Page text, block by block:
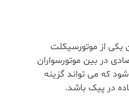
یکی از موتورسیکلت
در بین موتورسواران
که می تواند گزینه
در پیک باشد.